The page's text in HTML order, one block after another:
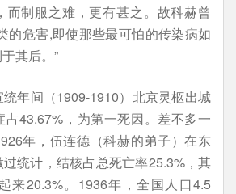
而制服之难，更有甚之。故科赫曾
的危害,即使那些最可怕的传染病如
其后。”
年间（1909-1910）北京灵柩出城
43.67%，为第一死因。差不多一
年，伍连德（科赫的弟子）在东
统计，结核占总死亡率25.3%，其
来20.3%。1936年，全国人口4.5